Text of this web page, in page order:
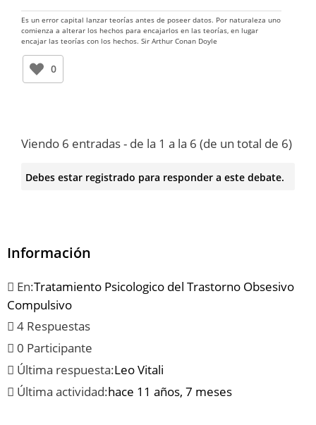
Es un error capital lanzar teorías antes de poseer datos. Por naturaleza uno
comienza a alterar los hechos para encajarlos en las teorías, en lugar
encajar las teorías con los hechos. Sir Arthur Conan Doyle
0
Viendo 6 entradas - de la 1 a la 6 (de un total de 6)
Debes estar registrado para responder a este debate.
Información
En:Tratamiento Psicologico del Trastorno Obsesivo
Compulsivo
4 Respuestas
0 Participante
Última respuesta:Leo Vitali
Última actividad:hace 11 años, 7 meses